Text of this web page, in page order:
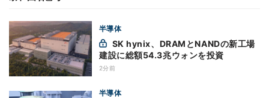
半導体
建設に総額54.3兆ウォンを投資
2分前
半導体